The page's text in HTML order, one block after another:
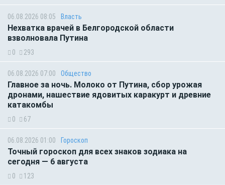
06.08.2026 08:05 Власть
Нехватка врачей в Белгородской области
взволновала Путина
0 293
06.08.2026 07:00 Общество
Главное за ночь. Молоко от Путина, сбор урожая
дронами, нашествие ядовитых каракурт и древние
катакомбы
0 67
06.08.2026 01:00 Гороскоп
Точный гороскоп для всех знаков зодиака на
сегодня — 6 августа
0 123